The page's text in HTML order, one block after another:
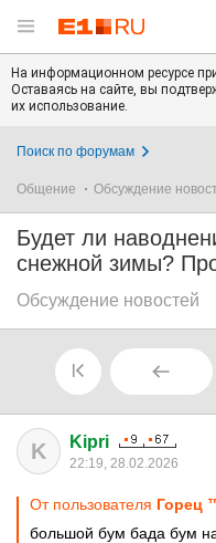
На информационном ресурсе
Оставаясь на сайте, вы
их использование.
Поиск по форумам
Общение Обсуждение
Будет ли
снежной зимы?
Обсуждение новостей
K Kipri
22:19, 28.02.2026
От пользователя Горец
большой бум бада бум